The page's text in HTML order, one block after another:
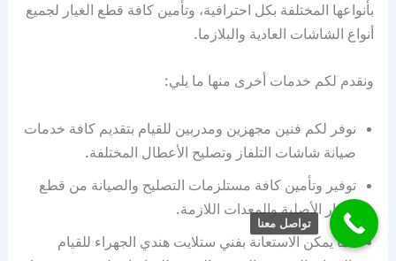
بأنواعها المختلفة بكل احترافية، وتأمين كافة قطع الغيار لجميع
أنواع الشاشات العادية والبلازما.
ونقدم لكم خدمات أخرى منها ما يلي:
نوفر لكم فنين مجهزين ومدربين للقيام بتقديم كافة خدمات
صيانة شاشات التلفاز وتصليح الأعطال المختلفة.
توفير وتأمين كافة مستلزمات التصليح والصيانة من قطع
الغيار الأصلية والمعدات اللازمة.
كما يمكن الاستعانة بفني ستلايت هندي الجهراء للقيام
تواصل معنا